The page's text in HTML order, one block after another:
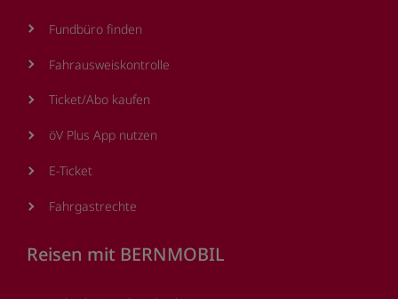
Fundbüro finden
Fahrausweiskontrolle
Ticket/Abo kaufen
öV Plus App nutzen
E-Ticket
Fahrgastrechte
Reisen mit BERNMOBIL